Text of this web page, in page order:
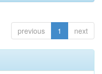
previous 1 next